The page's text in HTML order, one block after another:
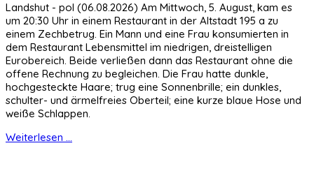
Landshut - pol (06.08.2026) Am Mittwoch, 5. August, kam es
um 20:30 Uhr in einem Restaurant in der Altstadt 195 a zu
einem Zechbetrug. Ein Mann und eine Frau konsumierten in
dem Restaurant Lebensmittel im niedrigen, dreistelligen
Eurobereich. Beide verließen dann das Restaurant ohne die
offene Rechnung zu begleichen. Die Frau hatte dunkle,
hochgesteckte Haare; trug eine Sonnenbrille; ein dunkles,
schulter- und ärmelfreies Oberteil; eine kurze blaue Hose und
weiße Schlappen.
Weiterlesen ...